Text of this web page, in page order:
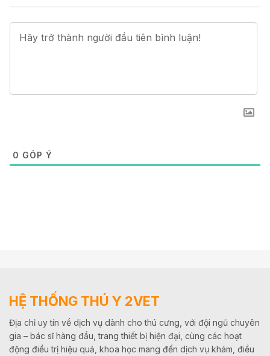
0 GÓP Ý
HỆ THỐNG THÚ Y 2VET
Địa chỉ uy tín về dịch vụ dành cho thú cưng, với đội ngũ chuyên
gia – bác sĩ hàng đầu, trang thiết bị hiện đại, cùng các hoạt
động điều trị hiệu quả, khoa học mang đến dịch vụ khám, điều